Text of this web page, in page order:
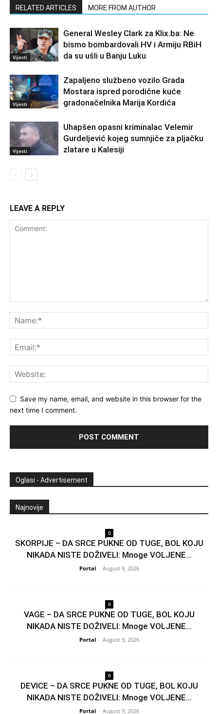
RELATED ARTICLES MORE FROM AUTHOR
Vijesti
General Wesley Clark za Klix.ba: Ne
bismo bombardovali HV i Armiju RBiH
da su ušli u Banju Luku
Vijesti
Zapaljeno službeno vozilo Grada
Mostara ispred porodične kuće
gradonačelnika Marija Kordića
Vijesti
Uhapšen opasni kriminalac Velemir
Gurdeljević kojeg sumnjiče za pljačku
zlatare u Kalesiji
LEAVE A REPLY
Save my name, email, and website in this browser for the
next time I comment.
Oglasi - Advertisement
Najnovije
0
SKORPIJE – DA SRCE PUKNE OD TUGE, BOL KOJU
NIKADA NISTE DOŽIVELI: Mnoge VOLJENE...
Portal - August 9, 2026
0
VAGE – DA SRCE PUKNE OD TUGE, BOL KOJU
NIKADA NISTE DOŽIVELI: Mnoge VOLJENE...
Portal - August 9, 2026
0
DEVICE – DA SRCE PUKNE OD TUGE, BOL KOJU
NIKADA NISTE DOŽIVELI: Mnoge VOLJENE...
Portal - August 9, 2026